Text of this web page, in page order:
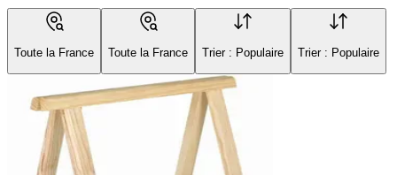
Toute la France Toute la France Trier : Populaire Trier : Populaire